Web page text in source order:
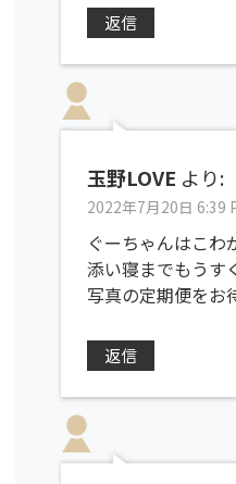
返信
玉野LOVE より:
2022年7月20日 6:39
ぐーちゃんはこわ
添い寝までもうす
写真の定期便をお
返信